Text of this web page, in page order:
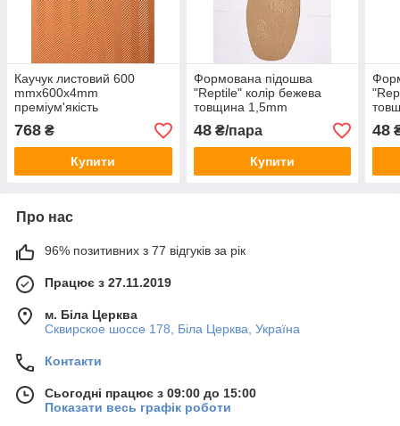
Каучук листовий 600
mmx600x4mm
преміум'якість
768 ₴
Купити
Формована підошва
"Reptile" колір бежева
товщина 1,5mm
48₴/пара
Купити
48
Про нас
96% позитивних з 77 відгуків за рік
Працює з 27.11.2019
м. Біла Церква
Сквирское шоссе 178, Біла Церква, Україна
Контакти
Сьогодні працює з 09:00 до 15:00
Показати весь графік роботи